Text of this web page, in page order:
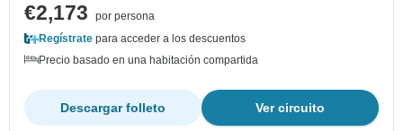
€2,173
por persona
Regístrate para acceder a los descuentos
Precio basado en una habitación compartida
Ver circuito
Descargar folleto